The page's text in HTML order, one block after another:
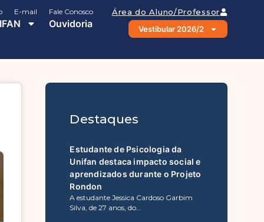
E-mail Fale Conosco
Ouvidoria
Área do Aluno/Professor
Vestibular 2026/2
Destaques
Estudante de Psicologia da
Unifan destaca impacto social e
aprendizados durante o Projeto
Rondon
A estudante Jessica Cardoso Garbim
Silva, de 27 anos, do…